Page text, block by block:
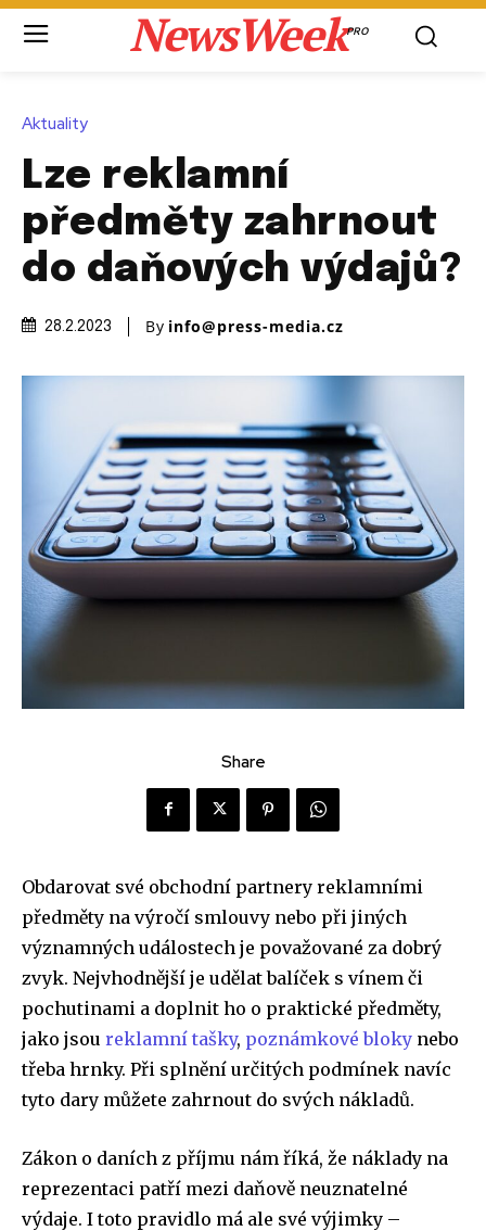
NewsWeekPRO
Aktuality
Lze reklamní
předměty zahrnout
do daňových výdajů?
28.2.2023 By info@press-media.cz
Share
Obdarovat své obchodní partnery reklamními
předměty na výročí smlouvy nebo při jiných
významných událostech je považované za dobrý
zvyk. Nejvhodnější je udělat balíček s vínem či
pochutinami a doplnit ho o praktické předměty,
jako jsou reklamní tašky, poznámkové bloky nebo
třeba hrnky. Při splnění určitých podmínek navíc
tyto dary můžete zahrnout do svých nákladů.
Zákon o daních z příjmu nám říká, že náklady na
reprezentaci patří mezi daňově neuznatelné
výdaje. I toto pravidlo má ale své výjimky –